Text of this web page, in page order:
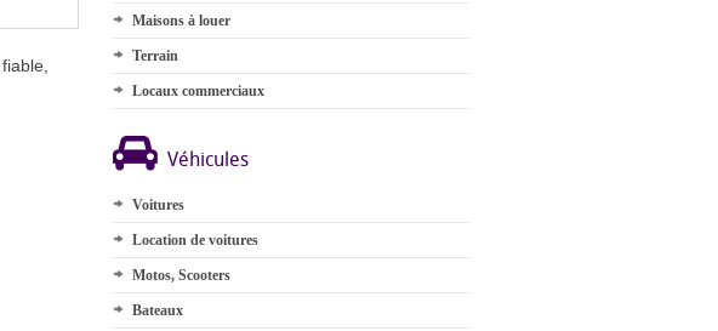
Maisons à louer
Terrain
Locaux commerciaux
Véhicules
Voitures
Location de voitures
Motos, Scooters
Bateaux